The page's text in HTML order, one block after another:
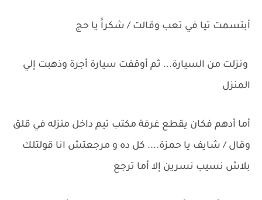
أبتسمت تيا في تعب وقالت / شكراََ يا حج
ونزلت من السيارة... ثم أوقفت سيارة أجرة وذهبت إلي
المنزل
أما أدهم فكان يقطع غرفة مكتب تيم داخل منزله في قلق
وقال / شايف يا حمزة.... كل ده و مرجعتش انا قولتلك
بلاش نسيب نسرين إلا أما ترجع